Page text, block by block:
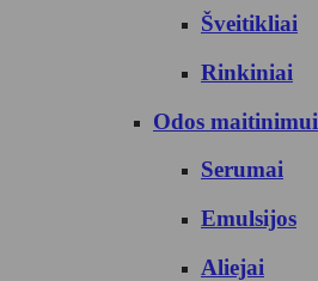
Šveitikliai
Rinkiniai
Odos maitinimui
Serumai
Emulsijos
Aliejai